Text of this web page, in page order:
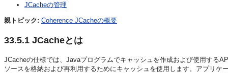
JCacheの管理
親トピック: Coherence JCacheの概要
33.5.1 JCacheとは
JCacheの仕様では、Javaプログラムでキャッシュを作成および使用する
ソースを格納および再利用するためにキャッシュを使用します。アプリ